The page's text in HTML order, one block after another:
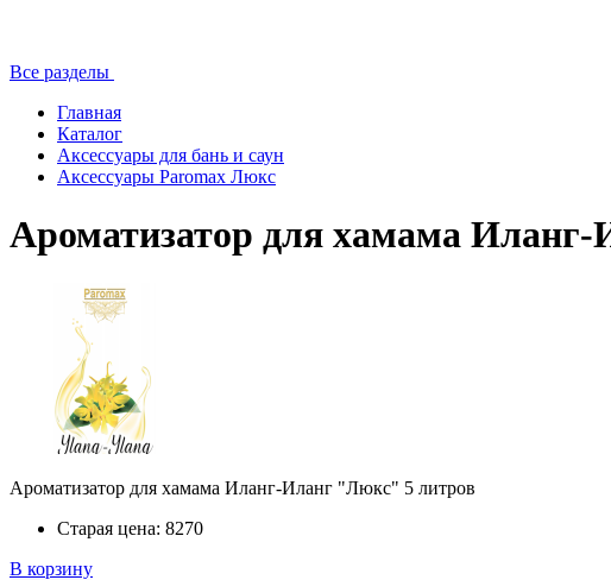
Все разделы
Главная
Каталог
Аксессуары для бань и саун
Аксессуары Paromax Люкс
Ароматизатор для хамама
Ароматизатор для хамама Иланг-Иланг "Люкс" 5 литров
Старая цена: 8270
В корзину